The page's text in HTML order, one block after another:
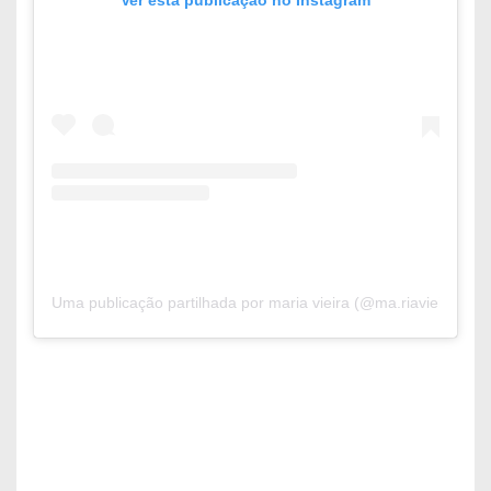
Uma publicação partilhada por maria vieira (@ma.riavieira7)